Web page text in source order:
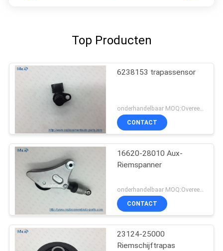
Top Producten
6238153 trapassensor
onderhandelbaar MOQ:Overeen te komen
CONTACT
16620-28010 Aux-
Riemspanner
onderhandelbaar MOQ:Overeen te komen
CONTACT
23124-25000
Riemschijftrapas